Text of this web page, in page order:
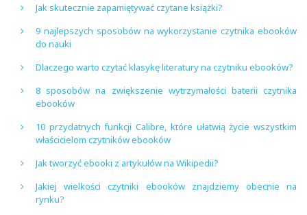
Jak skutecznie zapamiętywać czytane książki?
9 najlepszych sposobów na wykorzystanie czytnika ebooków
do nauki
Dlaczego warto czytać klasykę literatury na czytniku ebooków?
8 sposobów na zwiększenie wytrzymałości baterii czytnika
ebooków
10 przydatnych funkcji Calibre, które ułatwią życie wszystkim
właścicielom czytników ebooków
Jak tworzyć ebooki z artykułów na Wikipedii?
Jakiej wielkości czytniki ebooków znajdziemy obecnie na
rynku?